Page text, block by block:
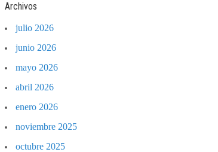
Archivos
julio 2026
junio 2026
mayo 2026
abril 2026
enero 2026
noviembre 2025
octubre 2025